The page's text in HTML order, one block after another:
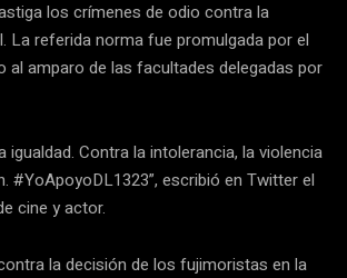
los crímenes de odio contra la
La referida norma fue promulgada por el
al amparo de las facultades delegadas por
igualdad. Contra la intolerancia, la violencia
#YoApoyoDL1323”, escribió en Twitter el
cine y actor.
la decisión de los fujimoristas en la